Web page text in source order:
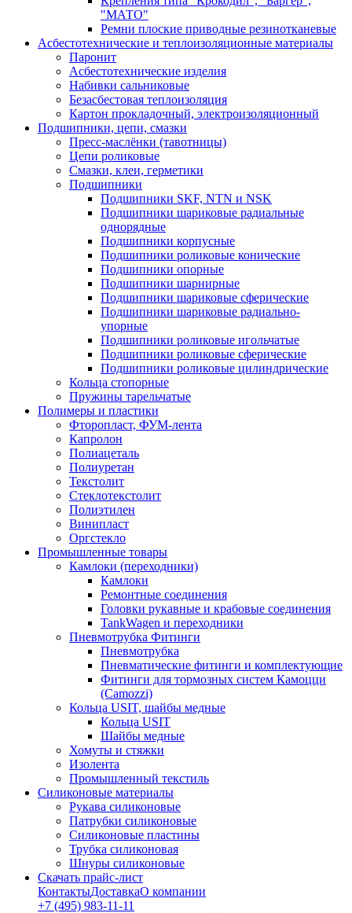
"МАТО"
Ремни плоские приводные резинотканевые
Асбестотехнические и теплоизоляционные материалы
Паронит
Асбестотехнические изделия
Набивки сальниковые
Безасбестовая теплоизоляция
Картон прокладочный, электроизоляционный
Подшипники, цепи, смазки
Пресс-маслёнки (тавотницы)
Цепи роликовые
Смазки, клеи, герметики
Подшипники
Подшипники SKF, NTN и NSK
Подшипники шариковые радиальные
однорядные
Подшипники корпусные
Подшипники роликовые конические
Подшипники опорные
Подшипники шарнирные
Подшипники шариковые сферические
Подшипники шариковые радиально-
упорные
Подшипники роликовые игольчатые
Подшипники роликовые сферические
Подшипники роликовые цилиндрические
Кольца стопорные
Пружины тарельчатые
Полимеры и пластики
Фторопласт, ФУМ-лента
Капролон
Полиацеталь
Полиуретан
Текстолит
Стеклотекстолит
Полиэтилен
Винипласт
Оргстекло
Промышленные товары
Камлоки (переходники)
Камлоки
Ремонтные соединения
Головки рукавные и крабовые соединения
TankWagen и переходники
Пневмотрубка Фитинги
Пневмотрубка
Пневматические фитинги и комплектующие
Фитинги для тормозных систем Камоцци
(Camozzi)
Кольца USIT, шайбы медные
Кольца USIT
Шайбы медные
Хомуты и стяжки
Изолента
Промышленный текстиль
Силиконовые материалы
Рукава силиконовые
Патрубки силиконовые
Силиконовые пластины
Трубка силиконовая
Шнуры силиконовые
Скачать прайс-лист
КонтактыДоставкаО компании
+7 (495) 983-11-11